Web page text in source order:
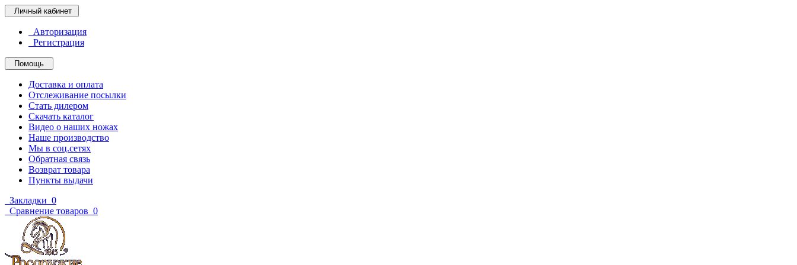
Личный кабинет
Авторизация
Регистрация
Помощь
Доставка и оплата
Отслеживание посылки
Стать дилером
Скачать каталог
Видео о наших ножах
Наше производство
Мы в соц.сетях
Обратная связь
Возврат товара
Пункты выдачи
Закладки 0
Сравнение товаров 0